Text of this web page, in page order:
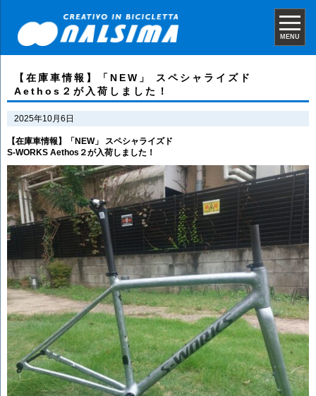
MENU
【在庫車情報】「NEW」 スペシャライズド
Aethos２が入荷しました！
2025年10月6日
【在庫車情報】「NEW」 スペシャライズド
S-WORKS Aethos２が入荷しました！